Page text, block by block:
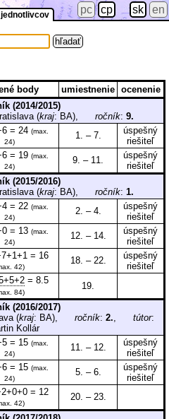
pc cp sk en
body umiestnenie ocenenie
(2014/2015)
(kraj: BA), ročník: 9.
= 24 (max.
24)
1. – 7.
úspešný
riešiteľ
= 19 (max.
24)
9. – 11.
úspešný
riešiteľ
(2015/2016)
(kraj: BA), ročník: 1.
= 22 (max.
24)
2. – 4.
úspešný
riešiteľ
= 13 (max.
24)
12. – 14.
úspešný
riešiteľ
= 16
42)
18. – 22.
úspešný
riešiteľ
= 8.5
84)
19.
(2016/2017)
(kraj: BA), ročník: 2., tútor:
Kollár
= 15 (max.
24)
11. – 12.
úspešný
riešiteľ
= 15 (max.
24)
5. – 6.
úspešný
riešiteľ
= 12
42)
20. – 23.